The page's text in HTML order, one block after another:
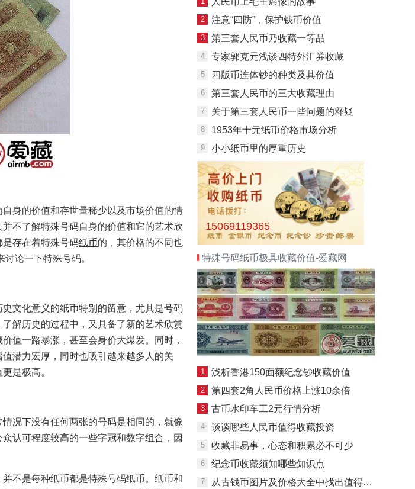
身的价值和存世量稀少以及市场价值的情
不了解特殊号码自身的价值和它的艺术欣
存在着特殊号码纸币的，其价格的不同也
论一下特殊号码。
文化意义的纸币特别的留意，尤其是号码
解历史的过程中，又具备了新的艺术欣赏
值一路暴涨，甚至会身价大爆发。同时，
潜力宏厚，同时也吸引越来越多人的关
是极高。
况下没有任何两张的号码是相同的，就像
认可程度较高的一些字冠和数字组合，因
不是每种纸币都是特殊号码纸币。纸币和
2 注意“四防”，保护钱币价值
3 第三套人民币乃收藏一等品
4 专家郭克元浅谈四特外汇券收藏
5 四版币连体钞的种类及其价值
6 第三套人民币的三大收藏理由
7 关于第三套人民币一些问题的释疑
8 1953年十元纸币价格市场分析
9 小小纸币里的厚重历史
15069119365
特殊号码纸币极具收藏价值-爱藏网
1 浅析香港150面额纪念钞收藏价值
2 第四套2角人民币价格上涨10余倍
3 古币水印车工2元行情分析
4 谈谈哪些人民币值得收藏投资
5 收藏非易事，心态和积累必不可少
6 纪念币收藏须知哪些知识点
7 从古钱币图片及价格大全中找出值得投资的古钱币